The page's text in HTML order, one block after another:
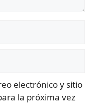
electrónico y sitio
la próxima vez